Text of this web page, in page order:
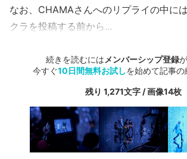
なお、CHAMAさんへのリプライの中に
クラを投稿する前から...
続きを読むには メンバーシップ登録
今すぐ10日間無料お試しを始めて記事の
残り 1,271文字 / 画像14枚